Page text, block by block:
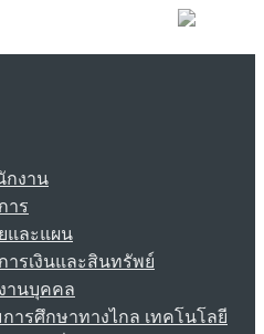
กงาน
าร
และแผน
ารเงินและสินทรัพย์
านบุคคล
ารศึกษาทางไกล เทคโนโลยี